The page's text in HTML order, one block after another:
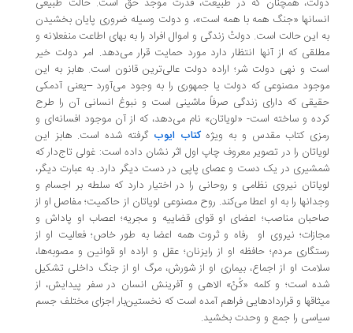
«جنگ همه با همه است»، و دولت وسیله ضروری پایان بخشیدن
این حالت است. دولتْ زندگی و اموال افراد را به بهای اطاعت منفعلانه و
که از آنها انتظار دارد مورد حمایت قرار می‌دهد. امر دولت خیر
و نهی دولت شر؛ اراده دولت عالی‌ترین قانون است. هابز به این
مصنوعی که دولت یا جمهوری را به وجود می‌آورد –یعنی آدمکی
که دارای زندگی صرفاً ماشینی است و نبوغ انسانی آن را طرح
و ساخته است- «لویاتان» نام می‌دهد، که از آن موجود افسانه‌ای و
کتاب مقدس و به ویژهکتاب ایوبگرفته شده است. هابز این
را در تصویر معروف چاپ اول اثر نشان داده است: ‌غولی تاج‌دار که
در یک دست و عصای پاپی در دست دیگر دارد. به عبارت دیگر،
نیروی نظامی و روحانی را در اختیار دارد که سلطه بر اجسام و
را به او اعطا می‌کند. روح مصنوعی لویاتان از حاکمیت؛ مفاصل او از
مناصب؛ اعضای او قوای قضاییه و مجریه؛ اعصاب او پاداش و
نیروی او رفاه و ثروت همه اعضا به طور خاص؛ فعالیت او از
مردم؛ حافظه او از رایزنان؛ عقل و اراده او قوانین و مصوبه‌ها،
او از اجماع، بیماری او از شورش، مرگ او از جنگ داخلی تشکیل
است؛ و کلمه «کُنْ» الاهی و آفرینش انسان در سفر پیدایش، از
و قراردادهایی فراهم آمده است که نخستین‌بار اجزای مختلف جسم
را جمع و وحدت بخشید.